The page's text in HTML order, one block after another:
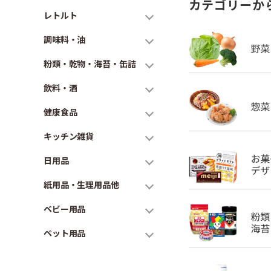
レトルト
調味料・油
粉類・乾物・海苔・缶詰
飲料・酒
健康食品
キッチン雑貨
日用品
紙用品・生理用品他
ベビー用品
ペット用品
カテゴリーか